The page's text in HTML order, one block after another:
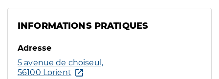
INFORMATIONS PRATIQUES
Adresse
5 avenue de choiseul,
56100 Lorient